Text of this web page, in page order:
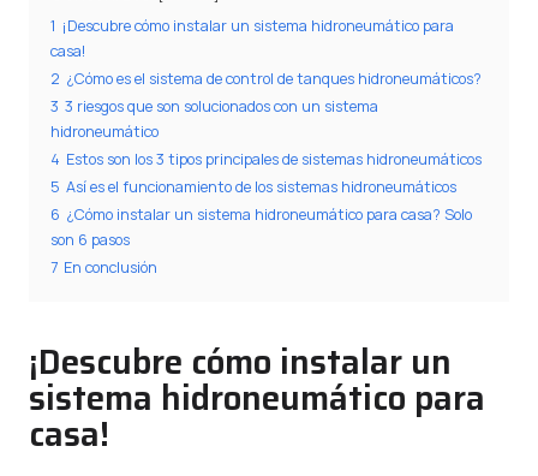
1 ¡Descubre cómo instalar un sistema hidroneumático para
casa!
2 ¿Cómo es el sistema de control de tanques hidroneumáticos?
3 3 riesgos que son solucionados con un sistema
hidroneumático
4 Estos son los 3 tipos principales de sistemas hidroneumáticos
5 Así es el funcionamiento de los sistemas hidroneumáticos
6 ¿Cómo instalar un sistema hidroneumático para casa? Solo
son 6 pasos
7 En conclusión
¡Descubre cómo instalar un
sistema hidroneumático para
casa!